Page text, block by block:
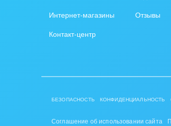
Интернет-магазины
Контакт-центр
Отзывы
БЕЗОПАСНОСТЬ КОНФИДЕНЦИАЛЬНОСТЬ
Соглашение об использовании сайта